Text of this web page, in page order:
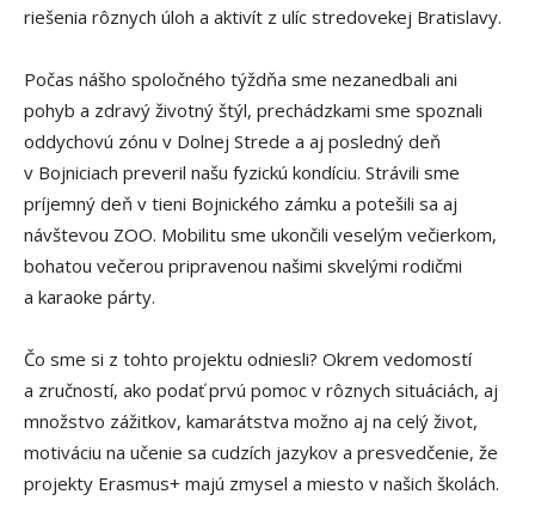
riešenia rôznych úloh a aktivít z ulíc stredovekej Bratislavy.
Počas nášho spoločného týždňa sme nezanedbali ani
pohyb a zdravý životný štýl, prechádzkami sme spoznali
oddychovú zónu v Dolnej Strede a aj posledný deň
v Bojniciach preveril našu fyzickú kondíciu. Strávili sme
príjemný deň v tieni Bojnického zámku a potešili sa aj
návštevou ZOO. Mobilitu sme ukončili veselým večierkom,
bohatou večerou pripravenou našimi skvelými rodičmi
a karaoke párty.
Čo sme si z tohto projektu odniesli? Okrem vedomostí
a zručností, ako podať prvú pomoc v rôznych situáciách, aj
množstvo zážitkov, kamarátstva možno aj na celý život,
motiváciu na učenie sa cudzích jazykov a presvedčenie, že
projekty Erasmus+ majú zmysel a miesto v našich školách.